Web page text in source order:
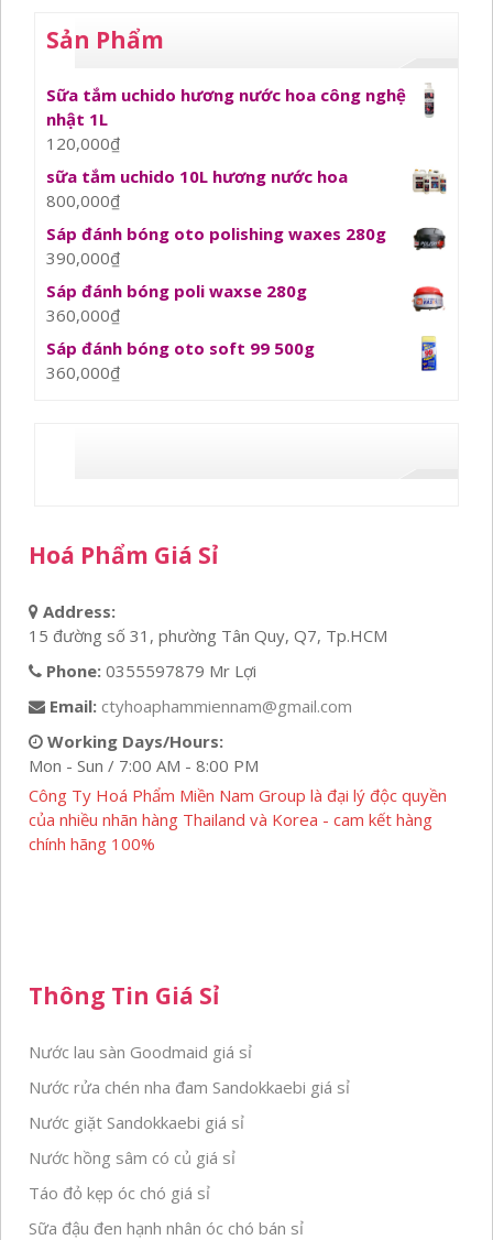
Sản Phẩm
Sữa tắm uchido hương nước hoa công nghệ
nhật 1L
120,000₫
sữa tắm uchido 10L hương nước hoa
800,000₫
Sáp đánh bóng oto polishing waxes 280g
390,000₫
Sáp đánh bóng poli waxse 280g
360,000₫
Sáp đánh bóng oto soft 99 500g
360,000₫
Hoá Phẩm Giá Sỉ
Address:
15 đường số 31, phường Tân Quy, Q7, Tp.HCM
Phone: 0355597879 Mr Lợi
Email: ctyhoaphammiennam@gmail.com
Working Days/Hours:
Mon - Sun / 7:00 AM - 8:00 PM
Công Ty Hoá Phẩm Miền Nam Group là đại lý độc quyền
của nhiều nhãn hàng Thailand và Korea - cam kết hàng
chính hãng 100%
Thông Tin Giá Sỉ
Nước lau sàn Goodmaid giá sỉ
Nước rửa chén nha đam Sandokkaebi giá sỉ
Nước giặt Sandokkaebi giá sỉ
Nước hồng sâm có củ giá sỉ
Táo đỏ kẹp óc chó giá sỉ
Sữa đậu đen hạnh nhân óc chó bán sỉ